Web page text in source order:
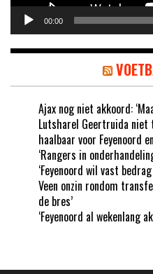
00:00
Ajax nog niet akkoord:
Lutsharel Geertruida niet
haalbaar voor Feyenoord
‘Rangers in
‘Feyenoord wil vast
Veen onzin rondom
de bres’
‘Feyenoord al wekenlang